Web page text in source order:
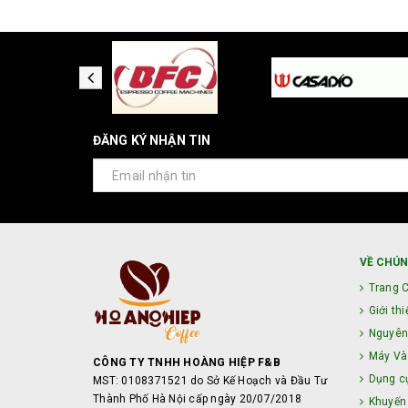
ĐĂNG KÝ NHẬN TIN
CÔNG TY TNHH HOÀNG HIỆP F&B
MST: 0108371521 do Sở Kế Hoạch và Đầu Tư
Thành Phố Hà Nội cấp ngày 20/07/2018
VỀ
Trang
Giới
Máy
Dụng